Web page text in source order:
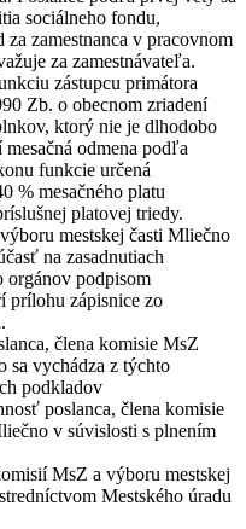
sociálneho fondu,
zamestnanca v pracovnom
za zamestnávateľa.
zástupcu primátora
Zb. o obecnom zriadení
ktorý nie je dlhodobo
odmena podľa
funkcie určená
% mesačného platu
platovej triedy.
mestskej časti Mliečno
na zasadnutiach
orgánov podpisom
prílohu zápisnice zo
člena komisie MsZ
sa vychádza z týchto
podkladov
poslanca, člena komisie
v súvislosti s plnením
MsZ a výboru mestskej
Mestského úradu